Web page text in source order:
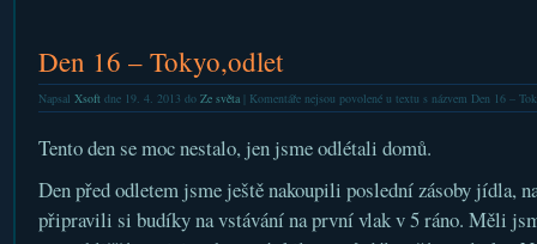
Den 16 – Tokyo,odlet
Napsal Xsoftdne 19. 4. 2013 do Ze světa| Komentáře nejsou povolenéu textu s názvem Den 16 –
Tento den se moc nestalo, jen jsme odlétali domů.
Den před odletem jsme ještě nakoupili poslední zásoby jídla,
připravili si budíky na vstávání na první vlak v 5 ráno. Měli